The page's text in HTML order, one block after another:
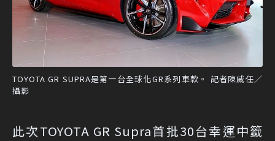
TOYOTA GR SUPRA是第一台全球化GR系列車款。 記者陳威任／
攝影
此次TOYOTA GR Supra首批30台幸運中籤